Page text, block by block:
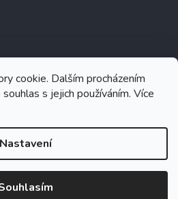
cookie. Dalším procházením
s jejich používáním. Více
Nastavení
Vytvořil Shoptet